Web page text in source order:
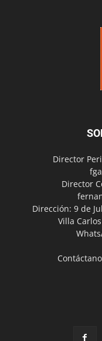
Director
Director
Dirección: 9 de
Villa